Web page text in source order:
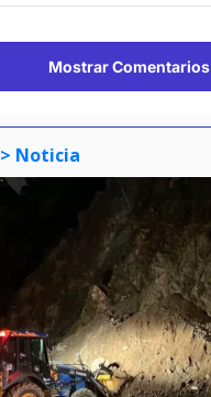
Mostrar Comentarios
> Noticia